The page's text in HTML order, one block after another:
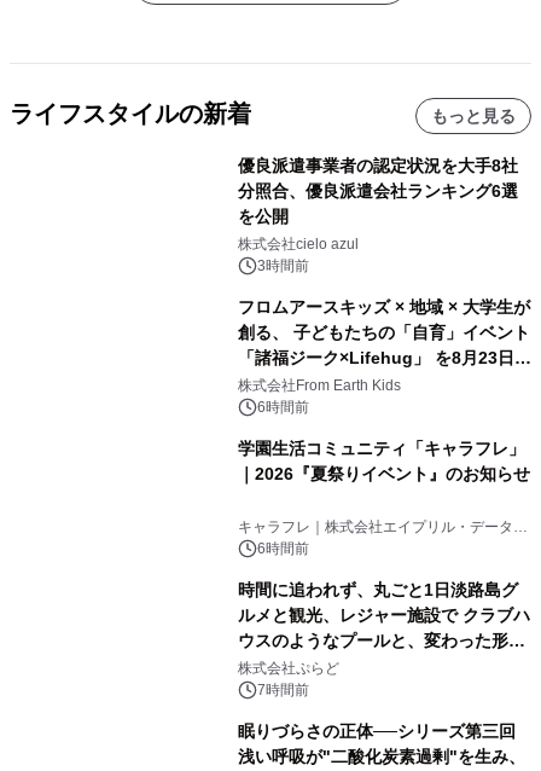
ライフスタイルの新着 もっと見る
優良派遣事業者の認定状況を大手8社
分照合、優良派遣会社ランキング6選
を公開
株式会社cielo azul
3時間前
フロムアースキッズ × 地域 × 大学生が
創る、 子どもたちの「自育」イベント
「諸福ジーク×Lifehug」 を8月23日
(日)開催
株式会社From Earth Kids
6時間前
学園生活コミュニティ「キャラフレ」
｜2026『夏祭りイベント』のお知らせ
キャラフレ｜株式会社エイプリル・データ・
デザインズ
6時間前
時間に追われず、丸ごと1日淡路島グ
ルメと観光、レジャー施設で クラブハ
ウスのようなプールと、変わった形の
サウナも 「THE BOXY AWAJI」のお
得な素泊まり連泊プランで
株式会社ぷらど
7時間前
眠りづらさの正体──シリーズ第三回
浅い呼吸が"二酸化炭素過剰"を生み、